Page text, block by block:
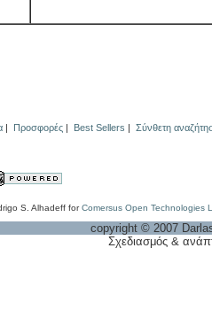
Προσφορές Best Sellers Σύνθετη
S. Alhadeff forComersus Open Technologies
copyright © 2007
Σχεδιασμός &